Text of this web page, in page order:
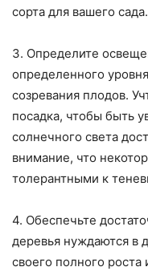
сорта для вашего сада.
3. Определите
определенного
созревания плодов.
посадка, чтобы быть
солнечного света
внимание, что
толерантными к
4. Обеспечьте
деревья нуждаются в
своего полного